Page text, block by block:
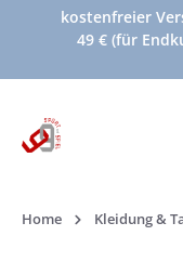
Zum Hauptinhalt
kostenfreier
49 € (für
Home Kleidung &